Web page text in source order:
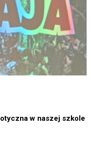
w naszej szkole